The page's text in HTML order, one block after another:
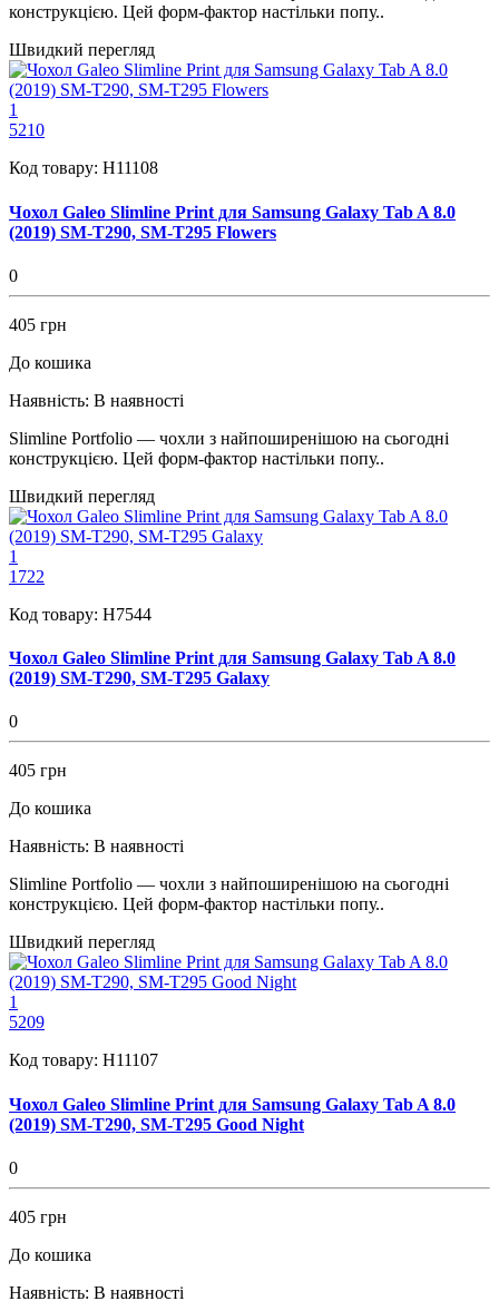
конструкцією. Цей форм-фактор настільки попу..
Швидкий перегляд
1
5210
Код товару: H11108
Чохол Galeo Slimline Print для Samsung Galaxy Tab A 8.0
(2019) SM-T290, SM-T295 Flowers
0
405 грн
До кошика
Наявність: В наявності
Slimline Portfolio — чохли з найпоширенішою на сьогодні
конструкцією. Цей форм-фактор настільки попу..
Швидкий перегляд
1
1722
Код товару: H7544
Чохол Galeo Slimline Print для Samsung Galaxy Tab A 8.0
(2019) SM-T290, SM-T295 Galaxy
0
405 грн
До кошика
Наявність: В наявності
Slimline Portfolio — чохли з найпоширенішою на сьогодні
конструкцією. Цей форм-фактор настільки попу..
Швидкий перегляд
1
5209
Код товару: H11107
Чохол Galeo Slimline Print для Samsung Galaxy Tab A 8.0
(2019) SM-T290, SM-T295 Good Night
0
405 грн
До кошика
Наявність: В наявності